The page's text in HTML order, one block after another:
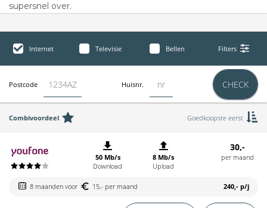
supersnel over.
Internet Televisie Bellen Filters
Postcode Huisnr. CHECK
Combivoordeel Goedkoopste eerst
50 Mb/s
Download
8 Mb/s
Upload
30,-
per maand
8 maanden voor 15,- per maand 240,- p/j